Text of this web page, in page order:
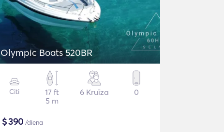
Olympic Boats 520BR
Citi
17 ft
5 m
6 Kruīza 0
$390 /diena